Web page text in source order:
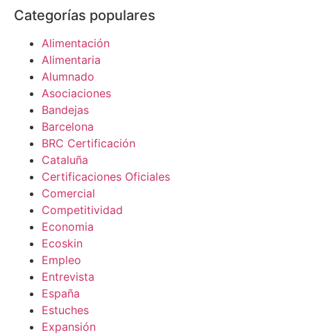
Categorías populares
Alimentación
Alimentaria
Alumnado
Asociaciones
Bandejas
Barcelona
BRC Certificación
Cataluña
Certificaciones Oficiales
Comercial
Competitividad
Economia
Ecoskin
Empleo
Entrevista
España
Estuches
Expansión